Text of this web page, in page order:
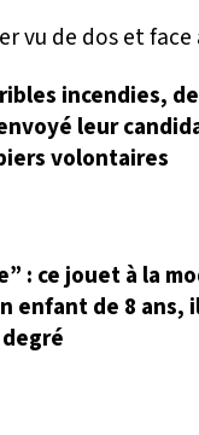
incendies,
leur
volontaires
: ce jouet à la
enfant de 8 ans,